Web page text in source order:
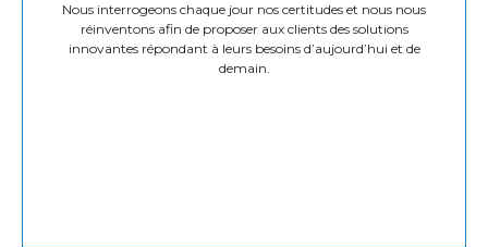
Nous interrogeons chaque jour nos certitudes et nous nous
réinventons afin de proposer aux clients des solutions
innovantes répondant à leurs besoins d’aujourd’hui et de
demain.